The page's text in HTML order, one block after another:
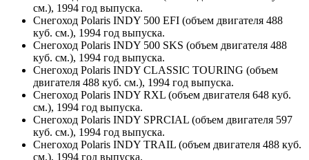
см.), 1994 год выпуска.
Снегоход Polaris INDY 500 EFI (объем двигателя 488
куб. см.), 1994 год выпуска.
Снегоход Polaris INDY 500 SKS (объем двигателя 488
куб. см.), 1994 год выпуска.
Снегоход Polaris INDY CLASSIC TOURING (объем
двигателя 488 куб. см.), 1994 год выпуска.
Снегоход Polaris INDY RXL (объем двигателя 648 куб.
см.), 1994 год выпуска.
Снегоход Polaris INDY SPRCIAL (объем двигателя 597
куб. см.), 1994 год выпуска.
Снегоход Polaris INDY TRAIL (объем двигателя 488 куб.
см.), 1994 год выпуска.